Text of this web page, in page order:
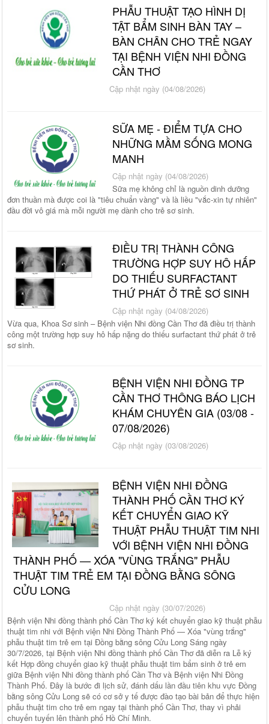
PHẪU THUẬT TẠO HÌNH DỊ
TẬT BẨM SINH BÀN TAY –
BÀN CHÂN CHO TRẺ NGAY
TẠI BỆNH VIỆN NHI ĐỒNG
CẦN THƠ
Cập nhật ngày (04/08/2026)
SỮA MẸ - ĐIỂM TỰA CHO
NHỮNG MẦM SỐNG MONG
MANH
Cập nhật ngày (04/08/2026)
Sữa mẹ không chỉ là nguồn dinh dưỡng
đơn thuần mà được coi là "tiêu chuẩn vàng" và là liều "vắc-xin tự nhiên"
đầu đời vô giá mà mỗi người mẹ dành cho trẻ sơ sinh.
ĐIỀU TRỊ THÀNH CÔNG
TRƯỜNG HỢP SUY HÔ HẤP
DO THIẾU SURFACTANT
THỨ PHÁT Ở TRẺ SƠ SINH
Cập nhật ngày (04/08/2026)
Vừa qua, Khoa Sơ sinh – Bệnh viện Nhi đồng Cần Thơ đã điều trị thành
công một trường hợp suy hô hấp nặng do thiếu surfactant thứ phát ở trẻ
sơ sinh.
BỆNH VIỆN NHI ĐỒNG TP
CẦN THƠ THÔNG BÁO LỊCH
KHÁM CHUYÊN GIA (03/08 -
07/08/2026)
Cập nhật ngày (03/08/2026)
BỆNH VIỆN NHI ĐỒNG
THÀNH PHỐ CẦN THƠ KÝ
KẾT CHUYỂN GIAO KỸ
THUẬT PHẪU THUẬT TIM NHI
VỚI BỆNH VIỆN NHI ĐỒNG
THÀNH PHỐ — XÓA "VÙNG TRẮNG" PHẪU
THUẬT TIM TRẺ EM TẠI ĐỒNG BẰNG SÔNG
CỬU LONG
Cập nhật ngày (30/07/2026)
Bệnh viện Nhi đồng thành phố Cần Thơ ký kết chuyển giao kỹ thuật phẫu
thuật tim nhi với Bệnh viện Nhi Đồng Thành Phố — Xóa "vùng trắng"
phẫu thuật tim trẻ em tại Đồng bằng sông Cửu Long Sáng ngày
30/7/2026, tại Bệnh viện Nhi đồng thành phố Cần Thơ đã diễn ra Lễ ký
kết Hợp đồng chuyển giao kỹ thuật phẫu thuật tim bẩm sinh ở trẻ em
giữa Bệnh viện Nhi đồng thành phố Cần Thơ và Bệnh viện Nhi Đồng
Thành Phố. Đây là bước đi lịch sử, đánh dấu lần đầu tiên khu vực Đồng
bằng sông Cửu Long sẽ có cơ sở y tế được đào tạo bài bản để thực hiện
phẫu thuật tim cho trẻ em ngay tại thành phố Cần Thơ, thay vì phải
chuyển tuyến lên thành phố Hồ Chí Minh.